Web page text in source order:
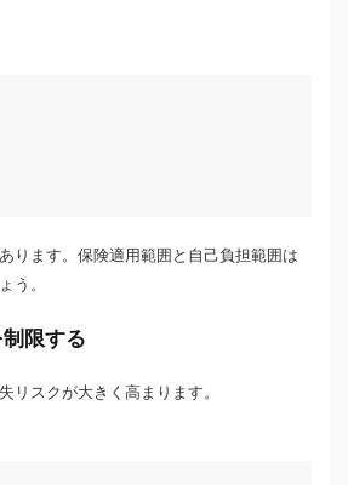
ります。保険適用範囲と自己負担範囲は
う。
限する
リスクが大きく高まります。